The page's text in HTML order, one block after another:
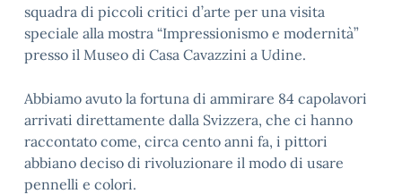
squadra di piccoli critici d’arte per una visita
speciale alla mostra “Impressionismo e modernità”
presso il Museo di Casa Cavazzini a Udine.
Abbiamo avuto la fortuna di ammirare 84 capolavori
arrivati direttamente dalla Svizzera, che ci hanno
raccontato come, circa cento anni fa, i pittori
abbiano deciso di rivoluzionare il modo di usare
pennelli e colori.